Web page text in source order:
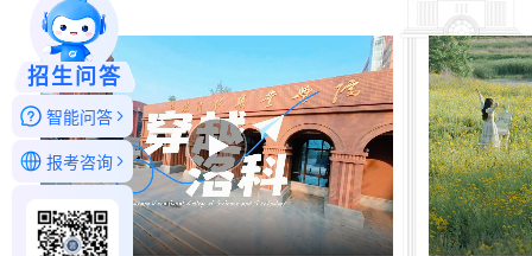
招生问答
智能问答
报考咨询